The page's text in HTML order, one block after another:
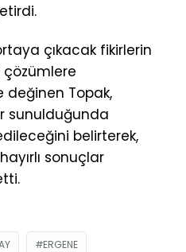
çıkacak fikirlerin
Topak,
sunulduğunda
belirterek,
sonuçlar
ERGENE